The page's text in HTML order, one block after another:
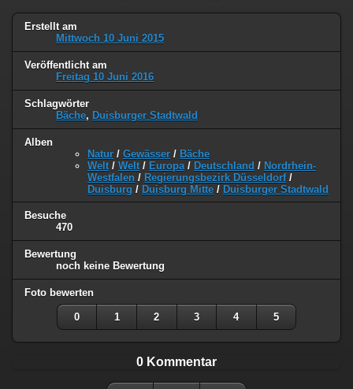
Erstellt am
Mittwoch 10 Juni 2015
Veröffentlicht am
Freitag 10 Juni 2016
Schlagwörter
Bäche, Duisburger Stadtwald
Alben
Natur / Gewässer / Bäche
Welt / Welt / Europa / Deutschland / Nordrhein-
Westfalen / Regierungsbezirk Düsseldorf/
Duisburg / Duisburg Mitte / Duisburger Stadtwald
Besuche
470
Bewertung
noch keine Bewertung
Foto bewerten
0 1 2 3 4 5
0 Kommentar